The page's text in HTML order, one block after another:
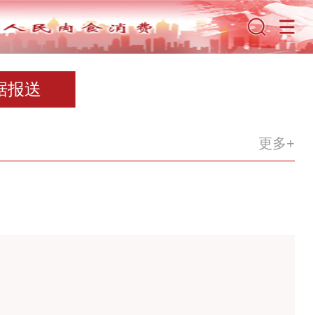
报送
更多+
优秀品牌故事